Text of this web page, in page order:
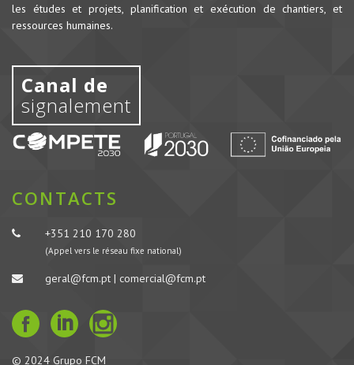
les études et projets, planification et exécution de chantiers, et
ressources humaines.
Canal de
signalement
CONTACTS
+351 210 170 280
(Appel vers le réseau fixe national)
geral@fcm.pt | comercial@fcm.pt
© 2024 Grupo FCM